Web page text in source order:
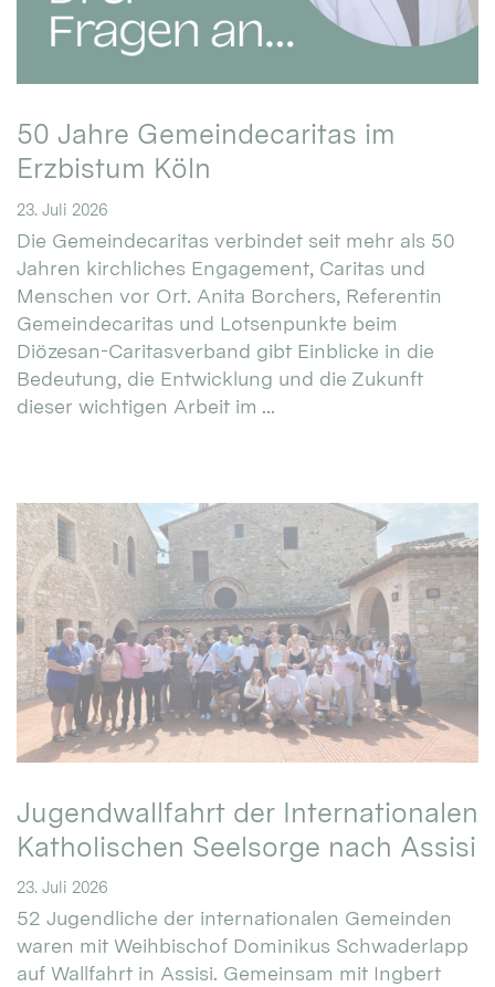
50 Jahre Gemeindecaritas im
Erzbistum Köln
23. Juli 2026
Die Gemeindecaritas verbindet seit mehr als 50
Jahren kirchliches Engagement, Caritas und
Menschen vor Ort. Anita Borchers, Referentin
Gemeindecaritas und Lotsenpunkte beim
Diözesan-Caritasverband gibt Einblicke in die
Bedeutung, die Entwicklung und die Zukunft
dieser wichtigen Arbeit im ...
Jugendwallfahrt der Internationalen
Katholischen Seelsorge nach Assisi
23. Juli 2026
52 Jugendliche der internationalen Gemeinden
waren mit Weihbischof Dominikus Schwaderlapp
auf Wallfahrt in Assisi. Gemeinsam mit Ingbert